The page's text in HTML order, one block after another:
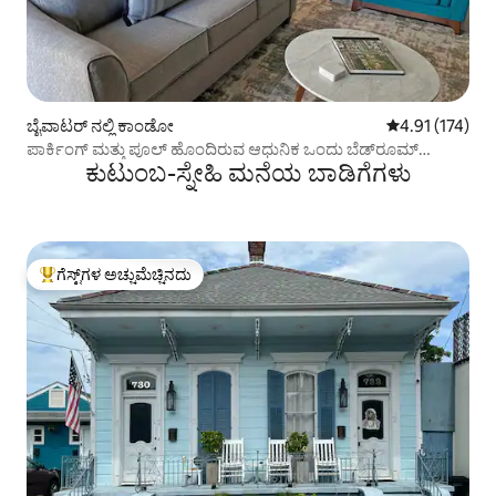
ಬೈವಾಟರ್ ನಲ್ಲಿ ಕಾಂಡೋ 5 ರಲ್ಲಿ 4.91
4.91 (174)
ಪಾರ್ಕಿಂಗ್ ಮತ್ತು ಪೂಲ್ ಹೊಂದಿರುವ ಆಧುನಿಕ ಒಂದು ಬೆಡ್‌ರೂಮ್
ಕುಟುಂಬ-ಸ್ನೇಹಿ ಮನೆಯ ಬಾಡಿಗೆಗಳು
ಗೆಸ್ಟ್‌ಗಳಿಗೆ ಅತಿ ಹೆಚ್ಚು ಅಚ್ಚುಮೆಚ್ಚಿನದು
ಗೆಸ್ಟ್‌ಗಳ ಅಚ್ಚುಮೆಚ್ಚಿನದು